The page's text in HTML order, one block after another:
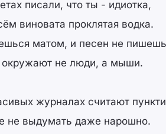
писали, что ты - идиотка,
виновата проклятая водка.
матом, и песен не
окружают не люди, а мыши.
журналах считают
не выдумать даже нарошно.